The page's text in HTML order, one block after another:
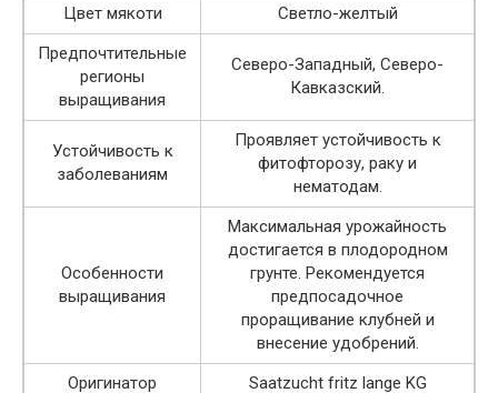
Цвет мякоти
Светло-желтый
Предпочтительные
регионы
выращивания
Северо-Западный, Северо-
Кавказский.
Устойчивость к
заболеваниям
Проявляет устойчивость к
фитофторозу, раку и
нематодам.
Особенности
выращивания
Максимальная урожайность
достигается в плодородном
грунте. Рекомендуется
предпосадочное
проращивание клубней и
внесение удобрений.
Оригинатор
Saatzucht fritz lange KG